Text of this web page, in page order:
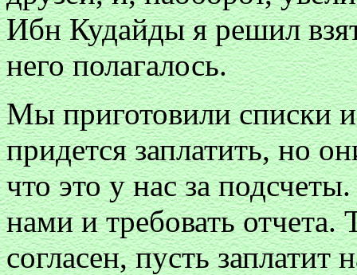
Ибн Кудайды я решил
него полагалось.
Мы приготовили списки
придется заплатить, но
что это у нас за
нами и требовать отчета.
согласен, пусть заплатит